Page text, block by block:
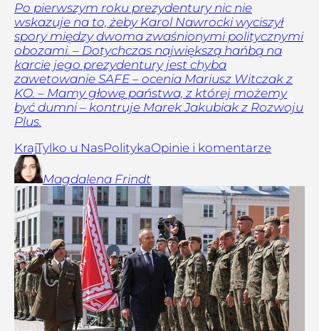
Po pierwszym roku prezydentury nic nie
wskazuje na to, żeby Karol Nawrocki wyciszył
spory między dwoma zwaśnionymi politycznymi
obozami. – Dotychczas największą hańbą na
karcie jego prezydentury jest chyba
zawetowanie SAFE – ocenia Mariusz Witczak z
KO. – Mamy głowę państwa, z której możemy
być dumni – kontruje Marek Jakubiak z Rozwoju
Plus.
KrajTylko u NasPolitykaOpinie i komentarze
Magdalena Frindt